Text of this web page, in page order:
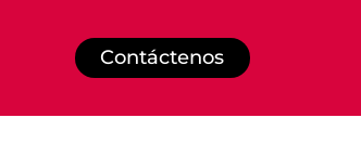
Contáctenos